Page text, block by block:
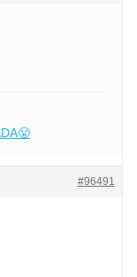
#96491